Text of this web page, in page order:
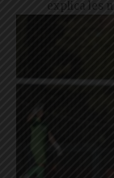
explica les